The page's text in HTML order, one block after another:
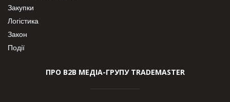
Закупки
Логістика
Закон
Події
ПРО В2В МЕДІА-ГРУПУ TRADEMASTER